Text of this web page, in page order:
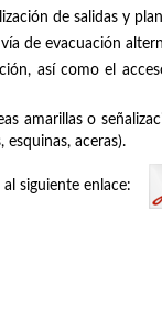
de salidas y
de evacuación
así como el
amarillas o
aceras).
al siguiente enlace: